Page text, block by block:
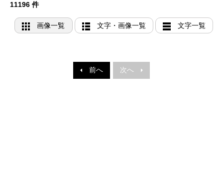
11196 件
画像一覧 文字・画像一覧 文字一覧
前へ 次へ